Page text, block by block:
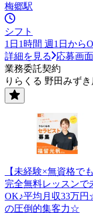
梅郷駅
シフト
1日1時間 週1日から
詳細を見る
応募画
業務委託契約
りらくる 野田みず
【未経験×無資格で
完全無料レッスンで
OK♪平均月収33万
の圧倒的集客力☆